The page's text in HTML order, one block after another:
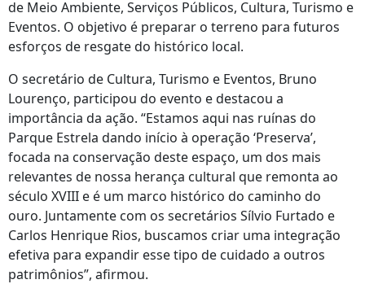
de Meio Ambiente, Serviços Públicos, Cultura, Turismo e
Eventos. O objetivo é preparar o terreno para futuros
esforços de resgate do histórico local.
O secretário de Cultura, Turismo e Eventos, Bruno
Lourenço, participou do evento e destacou a
importância da ação. “Estamos aqui nas ruínas do
Parque Estrela dando início à operação ‘Preserva’,
focada na conservação deste espaço, um dos mais
relevantes de nossa herança cultural que remonta ao
século XVIII e é um marco histórico do caminho do
ouro. Juntamente com os secretários Sílvio Furtado e
Carlos Henrique Rios, buscamos criar uma integração
efetiva para expandir esse tipo de cuidado a outros
patrimônios”, afirmou.